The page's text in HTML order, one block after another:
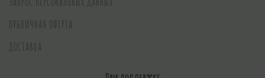
ПУБЛИЧНАЯ ОФЕРТА
ДОСТАВКА